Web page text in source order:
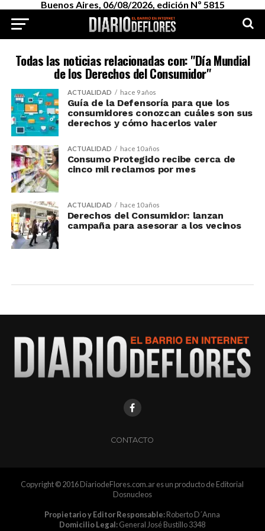
Buenos Aires, 06/08/2026, edición Nº 5815
Todas las noticias relacionadas con: "Día Mundial
de los Derechos del Consumidor"
ACTUALIDAD hace 9 años
Guía de la Defensoría para que los
consumidores conozcan cuáles son sus
derechos y cómo hacerlos valer
ACTUALIDAD hace 10 años
Consumo Protegido recibe cerca de
cinco mil reclamos por mes
ACTUALIDAD hace 10 años
Derechos del Consumidor: lanzan
campaña para asesorar a los vecinos
CONTACTO
Copyright © 2016 DiariodeFlores.com.ar es un producto de Editorial
Dosnucleos
Propietario y Editor Responsable:Roberto D´Anna
Domicilio Legal:General José Bustillo 3348